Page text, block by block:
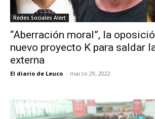
Redes Sociales Alert
“Aberración moral”, la
nuevo proyecto K para saldar
externa
El diario de Leuco - marzo 29, 2022